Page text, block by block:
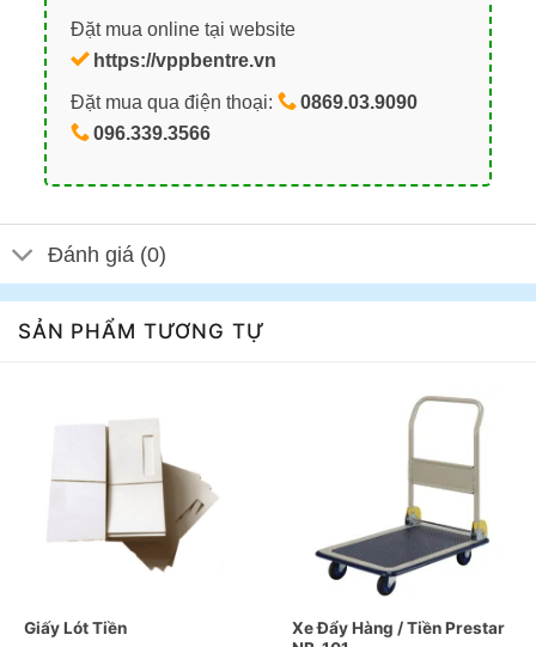
Đặt mua online tại website
https://vppbentre.vn
Đặt mua qua điện thoại:
0869.03.9090
096.339.3566
Đánh giá (0)
SẢN PHẨM TƯƠNG TỰ
Giấy Lót Tiền
Xe Đẩy Hàng / Tiền Prestar